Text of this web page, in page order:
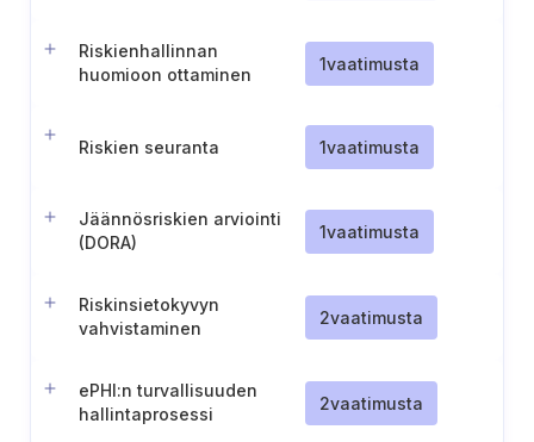
Riskienhallinnan
huomioon ottaminen
1vaatimusta
Riskien seuranta 1vaatimusta
Jäännösriskien arviointi
(DORA)
1vaatimusta
Riskinsietokyvyn
vahvistaminen
2vaatimusta
ePHI:n turvallisuuden
hallintaprosessi
2vaatimusta